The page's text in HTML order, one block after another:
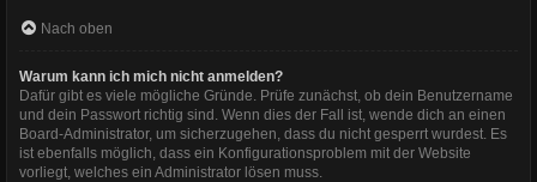
Nach oben
Warum kann ich mich nicht anmelden?
Dafür gibt es viele mögliche Gründe. Prüfe zunächst, ob dein Benutzername
und dein Passwort richtig sind. Wenn dies der Fall ist, wende dich an einen
Board-Administrator, um sicherzugehen, dass du nicht gesperrt wurdest. Es
ist ebenfalls möglich, dass ein Konfigurationsproblem mit der Website
vorliegt, welches ein Administrator lösen muss.